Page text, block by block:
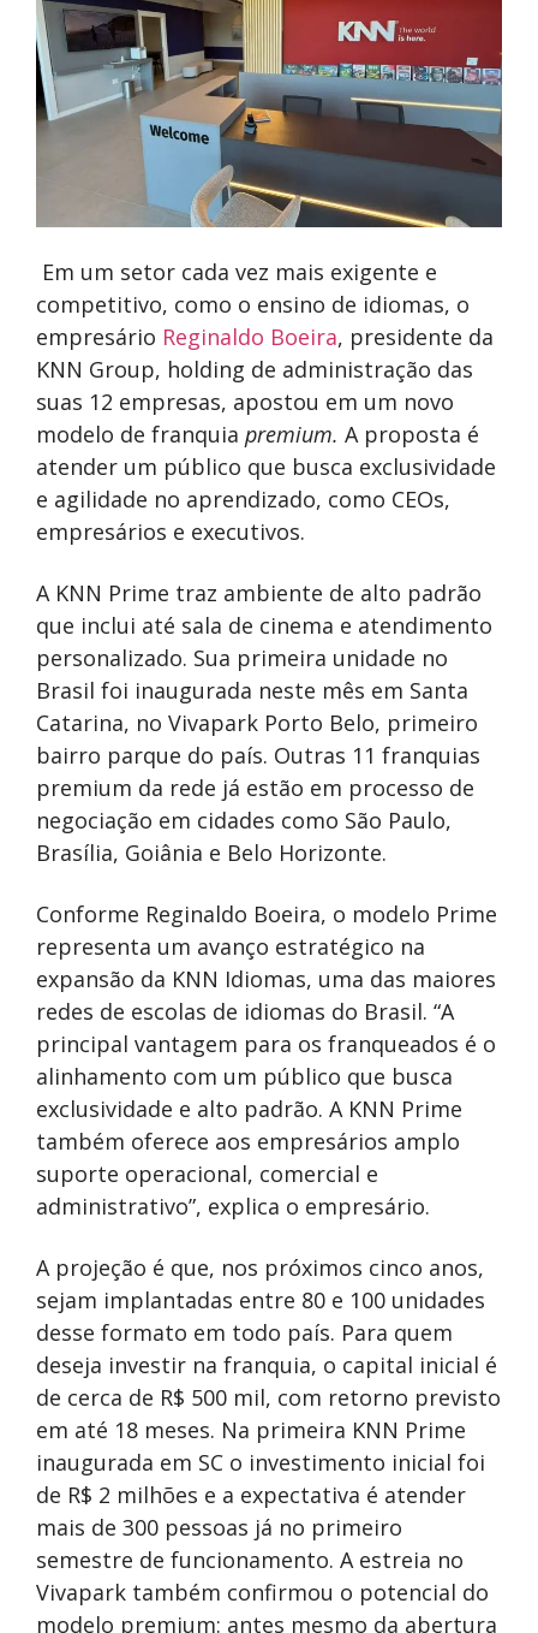
Em um setor cada vez mais exigente e
competitivo, como o ensino de idiomas, o
empresário Reginaldo Boeira, presidente da
KNN Group, holding de administração das
suas 12 empresas, apostou em um novo
modelo de franquia premium. A proposta é
atender um público que busca exclusividade
e agilidade no aprendizado, como CEOs,
empresários e executivos.
A KNN Prime traz ambiente de alto padrão
que inclui até sala de cinema e atendimento
personalizado. Sua primeira unidade no
Brasil foi inaugurada neste mês em Santa
Catarina, no Vivapark Porto Belo, primeiro
bairro parque do país. Outras 11 franquias
premium da rede já estão em processo de
negociação em cidades como São Paulo,
Brasília, Goiânia e Belo Horizonte.
Conforme Reginaldo Boeira, o modelo Prime
representa um avanço estratégico na
expansão da KNN Idiomas, uma das maiores
redes de escolas de idiomas do Brasil. “A
principal vantagem para os franqueados é o
alinhamento com um público que busca
exclusividade e alto padrão. A KNN Prime
também oferece aos empresários amplo
suporte operacional, comercial e
administrativo”, explica o empresário.
A projeção é que, nos próximos cinco anos,
sejam implantadas entre 80 e 100 unidades
desse formato em todo país. Para quem
deseja investir na franquia, o capital inicial é
de cerca de R$ 500 mil, com retorno previsto
em até 18 meses. Na primeira KNN Prime
inaugurada em SC o investimento inicial foi
de R$ 2 milhões e a expectativa é atender
mais de 300 pessoas já no primeiro
semestre de funcionamento. A estreia no
Vivapark também confirmou o potencial do
modelo premium: antes mesmo da abertura